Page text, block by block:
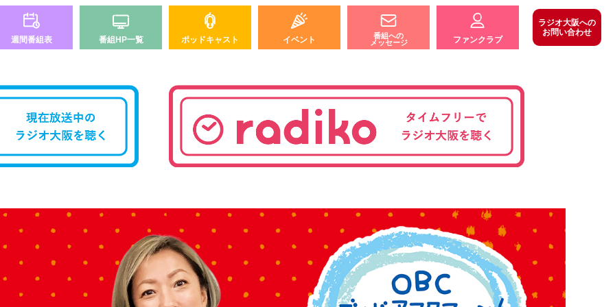
週間番組表 番組HP一覧 ポッドキャスト イベント
番組への
メッセージ
ファンクラブ
ラジオ大阪への
お問い合わせ